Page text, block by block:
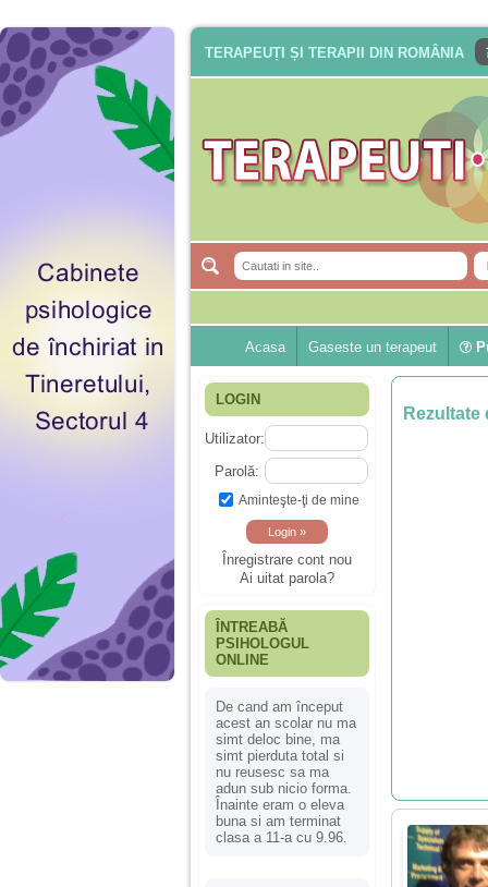
TERAPEUȚI ȘI TERAPII DIN ROMÂNIA
Acasa Gaseste un terapeut
LOGIN
Utilizator:
Parolă:
Aminteşte-ţi de mine
Înregistrare cont nou
Ai uitat parola?
ÎNTREABĂ
PSIHOLOGUL
ONLINE
De cand am început
acest an scolar nu ma
simt deloc bine, ma
simt pierduta total si
nu reusesc sa ma
adun sub nicio forma.
Înainte eram o eleva
buna si am terminat
clasa a 11-a cu 9.96.
Rezultate